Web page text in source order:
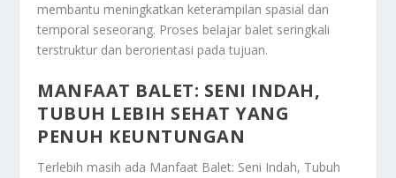
membantu meningkatkan keterampilan spasial dan
temporal seseorang. Proses belajar balet seringkali
terstruktur dan berorientasi pada tujuan.
MANFAAT BALET: SENI INDAH,
TUBUH LEBIH SEHAT YANG
PENUH KEUNTUNGAN
Terlebih masih ada Manfaat Balet: Seni Indah, Tubuh